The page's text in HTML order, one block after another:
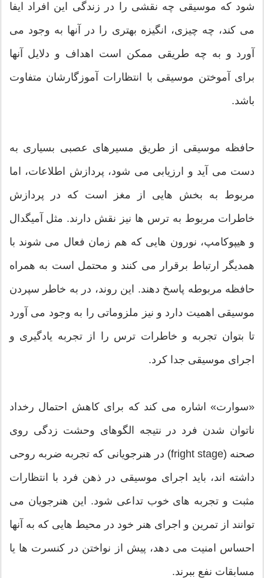
شود که موسیقی چه نقشی را در زندگی این افراد ایفا
می کند، چه چیزی، انگیزه بهتری را در آنها به وجود می
آورد و به چه طریقی ممکن است اهداف و دلایل آنها
برای آموختن موسیقی با انتظارات آموزگارشان متفاوت
باشد.
حافظه موسیقی از طریق مسیرهای عصبی بسیاری به
دست می آید و ارزیابی می شود، پردازش اطلاعات، اما
مربوط به بخش هایی از مغز است که در پردازش
خاطرات مربوط به ترس ها نیز نقش دارند. مثل آمیگدال
و هیپوکامپ، نورون هایی که هم زمان فعال می شوند با
همدیگر ارتباط برقرار می کنند و محتمل است به همراه
حافظه مربوطه پاسخ دهند. این روند، در به خاطر سپردن
موسیقی اهمیت دارد و نیز ملزوماتی را به وجود می آورد
تا بتوان تجربه و خاطرات ترس را از تجربه یادگیری و
اجرای موسیقی جدا کرد.
«سوارت» اشاره می کند که برای کاهش احتمال رخداد
ناتوان شدن فرد در نتیجه الگوهای وحشت زدگی روی
صحنه (fright stage) در هنرجویانی که تجربه ضربه روحی
داشته اند، باید اجرای موسیقی در ذهن فرد با انتظارات
مثبت و تجربه های خوب تداعی شود. این هنرجویان می
توانند از تمرین و اجرای هنر خود در محیط هایی که به آنها
احساس امنیت می دهد، پیش از نواختن در کنسرت ها یا
مسابقات نفع ببرند.